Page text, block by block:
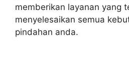
memberikan layanan yang
menyelesaikan semua
pindahan anda.